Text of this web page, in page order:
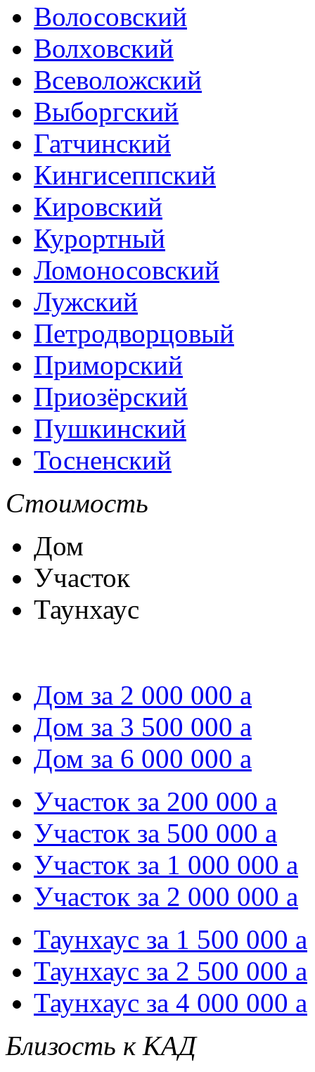
Волосовский
Волховский
Всеволожский
Выборгский
Гатчинский
Кингисеппский
Кировский
Курортный
Ломоносовский
Лужский
Петродворцовый
Приморский
Приозёрский
Пушкинский
Тосненский
Стоимость
Дом
Участок
Таунхаус
Дом за 2 000 000 a
Дом за 3 500 000 a
Дом за 6 000 000 a
Участок за 200 000 a
Участок за 500 000 a
Участок за 1 000 000 a
Участок за 2 000 000 a
Таунхаус за 1 500 000 a
Таунхаус за 2 500 000 a
Таунхаус за 4 000 000 a
Близость к КАД